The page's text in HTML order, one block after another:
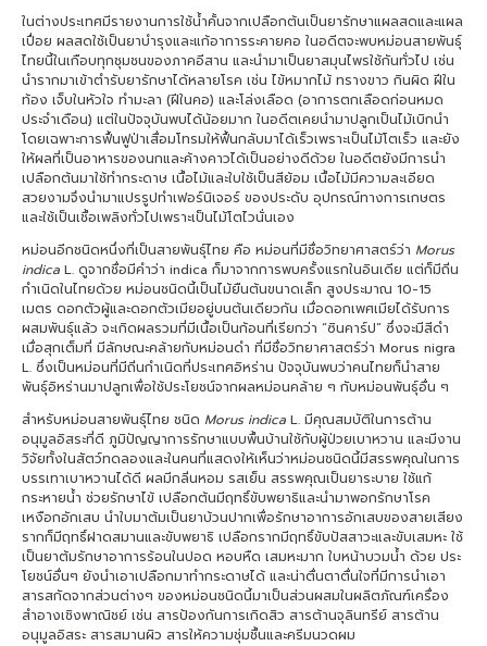
ในต่างประเทศมีรายงานการใช้น้ำคั้นจากเปลือกต้นเป็นยารักษาแผลสดและแผล
เปื่อย ผลสดใช้เป็นยาบำรุงและแก้อาการระคายคอ ในอดีตจะพบหม่อนสายพันธุ์
ไทยนี้ในเกือบทุกชุมชนของภาคอีสาน และนำมาเป็นยาสมุนไพรใช้กันทั่วไป เช่น
นำรากมาเข้าตำรับยารักษาได้หลายโรค เช่น ไข้หมากไม้ ทรางขาว กินผิด ฝีใน
ท้อง เจ็บในหัวใจ ทำมะลา (ฝีในคอ) และโล่งเลือด (อาการตกเลือดก่อนหมด
ประจำเดือน) แต่ในปัจจุบันพบได้น้อยมาก ในอดีตเคยนำมาปลูกเป็นไม้เบิกนำ
โดยเฉพาะการฟื้นฟูป่าเสื่อมโทรมให้ฟื้นกลับมาได้เร็วเพราะเป็นไม้โตเร็ว และยัง
ให้ผลที่เป็นอาหารของนกและค้างคาวได้เป็นอย่างดีด้วย ในอดีตยังมีการนำ
เปลือกต้นมาใช้ทำกระดาษ เนื้อไม้และใบใช้เป็นสีย้อม เนื้อไม้มีความละเอียด
สวยงามจึงนำมาแปรรูปทำเฟอร์นิเจอร์ ของประดับ อุปกรณ์ทางการเกษตร
และใช้เป็นเชื้อเพลิงทั่วไปเพราะเป็นไม้โตไวนั่นเอง
หม่อนอีกชนิดหนึ่งที่เป็นสายพันธุ์ไทย คือ หม่อนที่มีชื่อวิทยาศาสตร์ว่า Morus
indica L. ดูจากชื่อมีคำว่า indica ก็มาจากการพบครั้งแรกในอินเดีย แต่ก็มีถิ่น
กำเนิดในไทยด้วย หม่อนชนิดนี้เป็นไม้ยืนต้นขนาดเล็ก สูงประมาณ 10-15
เมตร ดอกตัวผู้และดอกตัวเมียอยู่บนต้นเดียวกัน เมื่อดอกเพศเมียได้รับการ
ผสมพันธุ์แล้ว จะเกิดผลรวมที่มีเนื้อเป็นก้อนที่เรียกว่า “ซินคาร์ป” ซึ่งจะมีสีดำ
เมื่อสุกเต็มที่ มีลักษณะคล้ายกับหม่อนดำ ที่มีชื่อวิทยาศาสตร์ว่า Morus nigra
L. ซึ่งเป็นหม่อนที่มีถิ่นกำเนิดที่ประเทศอิหร่าน ปัจจุบันพบว่าคนไทยก็นำสาย
พันธุ์อิหร่านมาปลูกเพื่อใช้ประโยชน์จากผลหม่อนคล้าย ๆ กับหม่อนพันธุ์อื่น ๆ
สำหรับหม่อนสายพันธุ์ไทย ชนิด Morus indica L. มีคุณสมบัติในการต้าน
อนุมูลอิสระที่ดี ภูมิปัญญาการรักษาแบบพื้นบ้านใช้กับผู้ป่วยเบาหวาน และมีงาน
วิจัยทั้งในสัตว์ทดลองและในคนที่แสดงให้เห็นว่าหม่อนชนิดนี้มีสรรพคุณในการ
บรรเทาเบาหวานได้ดี ผลมีกลิ่นหอม รสเย็น สรรพคุณเป็นยาระบาย ใช้แก้
กระหายน้ำ ช่วยรักษาไข้ เปลือกต้นมีฤทธิ์ขับพยาธิและนำมาพอกรักษาโรค
เหงือกอักเสบ นำใบมาต้มเป็นยาบ้วนปากเพื่อรักษาอาการอักเสบของสายเสียง
รากก็มีฤทธิ์ฝาดสมานและขับพยาธิ เปลือกรากมีฤทธิ์ขับปัสสาวะและขับเสมหะ ใช้
เป็นยาต้มรักษาอาการร้อนในปอด หอบหืด เสมหะมาก ใบหน้าบวมน้ำ ด้วย ประ
โยชน์อื่นๆ ยังนำเอาเปลือกมาทำกระดาษได้ และน่าตื่นตาตื่นใจที่มีการนำเอา
สารสกัดจากส่วนต่างๆ ของหม่อนชนิดนี้มาเป็นส่วนผสมในผลิตภัณฑ์เครื่อง
สำอางเชิงพาณิชย์ เช่น สารป้องกันการเกิดสิว สารต้านจุลินทรีย์ สารต้าน
อนุมูลอิสระ สารสมานผิว สารให้ความชุ่มชื้นและครีมนวดผม